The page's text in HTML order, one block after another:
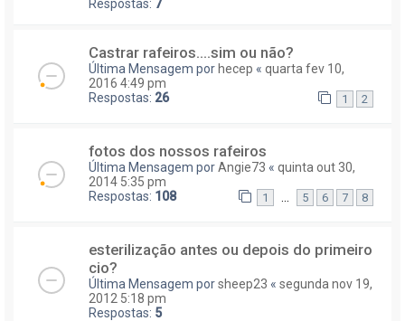
Respostas: 7
Castrar rafeiros....sim ou não?
Última Mensagem por hecep « quarta fev 10,
2016 4:49 pm
Respostas: 26 1 2
fotos dos nossos rafeiros
Última Mensagem porAngie73 « quinta out 30,
2014 5:35 pm
Respostas: 108 1 5 6 7 8
esterilização antes ou depois do primeiro
cio?
Última Mensagem porsheep23 « segunda nov 19,
2012 5:18 pm
Respostas: 5